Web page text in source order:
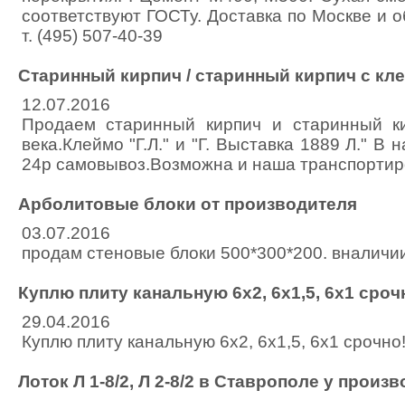
соответствуют ГОСТу. Доставка по Москве
т. (495) 507-40-39
Старинный кирпич / старинный кирпич с
12.07.2016
Продаем старинный кирпич и старинный
века.Клеймо "Г.Л." и "Г. Выставка 1889 Л." В
24р самовывоз.Возможна и наша
Арболитовые блоки от производителя
03.07.2016
продам стеновые блоки 500*300*200.
Куплю плиту канальную 6х2, 6х1,5, 6х1
29.04.2016
Куплю плиту канальную 6х2, 6х1,5, 6х1 срочно!
Лоток Л 1-8/2, Л 2-8/2 в Ставрополе у